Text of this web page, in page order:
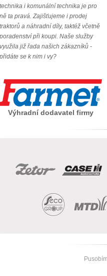
technika i komunální technika je pro
ně ta pravá. Zajišťujeme i prodej
traktorů a náhradní díly, taktéž včetně
poradenství při koupi. Naše služby
využila již řada našich zákazníků -
přidáte se k nim i vy?
Výhradní dodavatel firmy